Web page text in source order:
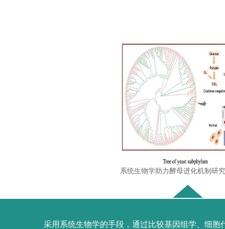
系统生物学助力酵母进化机制研究
采用系统生物学的手段，通过比较基因组学、细